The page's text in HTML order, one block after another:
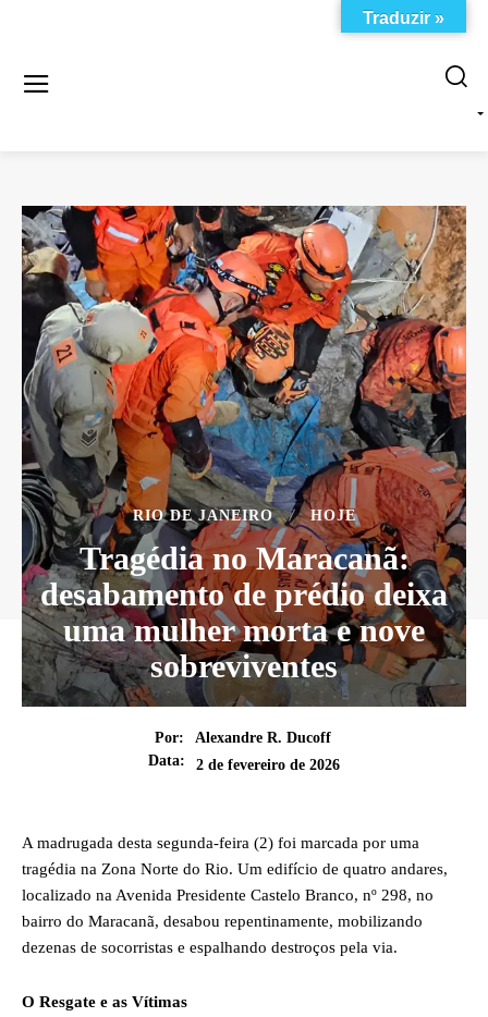
RIO DE JANEIRO HOJE
Tragédia no Maracanã:
desabamento de prédio deixa
uma mulher morta e nove
sobreviventes
Por:
Alexandre R. Ducoff
Data:
2 de fevereiro de 2026
A madrugada desta segunda-feira (2) foi marcada por uma
tragédia na Zona Norte do Rio. Um edifício de quatro andares,
localizado na Avenida Presidente Castelo Branco, nº 298, no
bairro do Maracanã, desabou repentinamente, mobilizando
dezenas de socorristas e espalhando destroços pela via.
O Resgate e as Vítimas
Traduzir »